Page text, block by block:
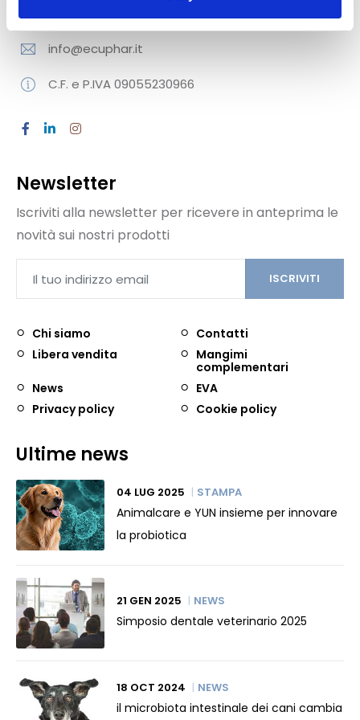
info@ecuphar.it
C.F. e P.IVA 09055230966
Newsletter
Iscriviti alla newsletter per ricevere in anteprima le
novità sui nostri prodotti
ISCRIVITI
Chi siamo
Contatti
Libera vendita
Mangimi
complementari
News
EVA
Privacy policy
Cookie policy
Ultime news
04 LUG 2025 STAMPA
Animalcare e YUN insieme per innovare
la probiotica
21 GEN 2025 NEWS
Simposio dentale veterinario 2025
18 OCT 2024 NEWS
il microbiota intestinale dei cani cambia